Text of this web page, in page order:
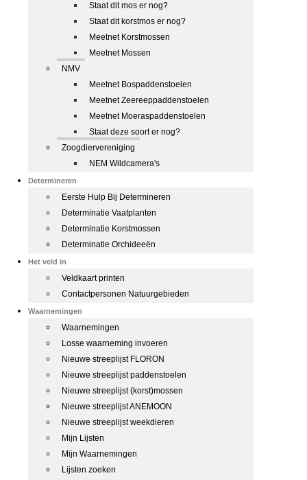
Staat dit mos er nog?
Staat dit korstmos er nog?
Meetnet Korstmossen
Meetnet Mossen
NMV
Meetnet Bospaddenstoelen
Meetnet Zeereeppaddenstoelen
Meetnet Moeraspaddenstoelen
Staat deze soort er nog?
Zoogdiervereniging
NEM Wildcamera's
Determineren
Eerste Hulp Bij Determineren
Determinatie Vaatplanten
Determinatie Korstmossen
Determinatie Orchideeën
Het veld in
Veldkaart printen
Contactpersonen Natuurgebieden
Waarnemingen
Waarnemingen
Losse waarneming invoeren
Nieuwe streeplijst FLORON
Nieuwe streeplijst paddenstoelen
Nieuwe streeplijst (korst)mossen
Nieuwe streeplijst ANEMOON
Nieuwe streeplijst weekdieren
Mijn Lijsten
Mijn Waarnemingen
Lijsten zoeken